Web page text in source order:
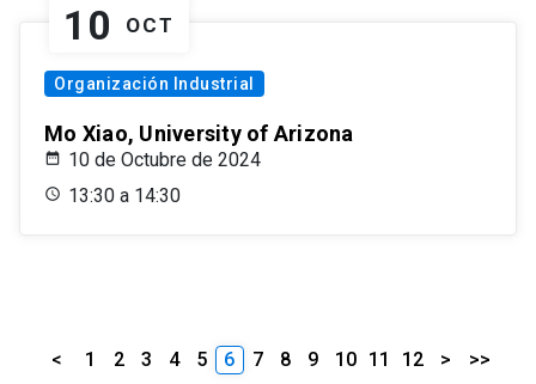
10 OCT
Organización Industrial
Mo Xiao, University of Arizona
10 de Octubre de 2024
13:30 a 14:30
< 1 2 3 4 5 6 7 8 9 10 11 12 > >>